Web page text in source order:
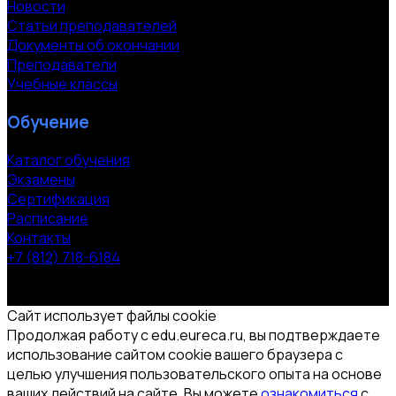
Новости
Статьи преподавателей
Документы об окончании
Преподаватели
Учебные классы
Обучение
Каталог обучения
Экзамены
Сертификация
Расписание
Контакты
+7 (812) 718-6184
Сайт использует файлы cookie
Продолжая работу с edu.eureca.ru, вы подтверждаете
использование сайтом cookie вашего браузера с
целью улучшения пользовательского опыта на основе